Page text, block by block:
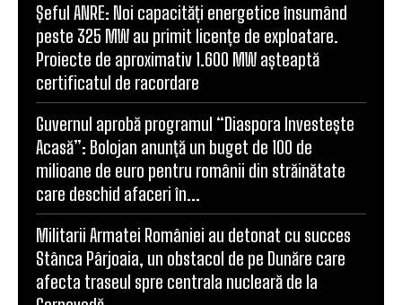
Șeful ANRE: Noi capacități energetice însumând
peste 325 MW au primit licențe de exploatare.
Proiecte de aproximativ 1.600 MW așteaptă
certificatul de racordare
Guvernul aprobă programul “Diaspora Investește
Acasă”: Bolojan anunță un buget de 100 de
milioane de euro pentru românii din străinătate
care deschid afaceri în...
Militarii Armatei României au detonat cu succes
Stânca Pârjoaia, un obstacol de pe Dunăre care
afecta traseul spre centrala nucleară de la